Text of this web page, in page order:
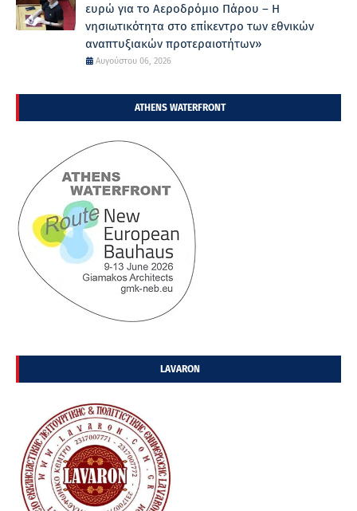
ευρώ για το Αεροδρόμιο Πάρου – Η
νησιωτικότητα στο επίκεντρο των εθνικών
αναπτυξιακών προτεραιοτήτων»
Αυγούστου 06, 2026
ATHENS WATERFRONT
LAVARON